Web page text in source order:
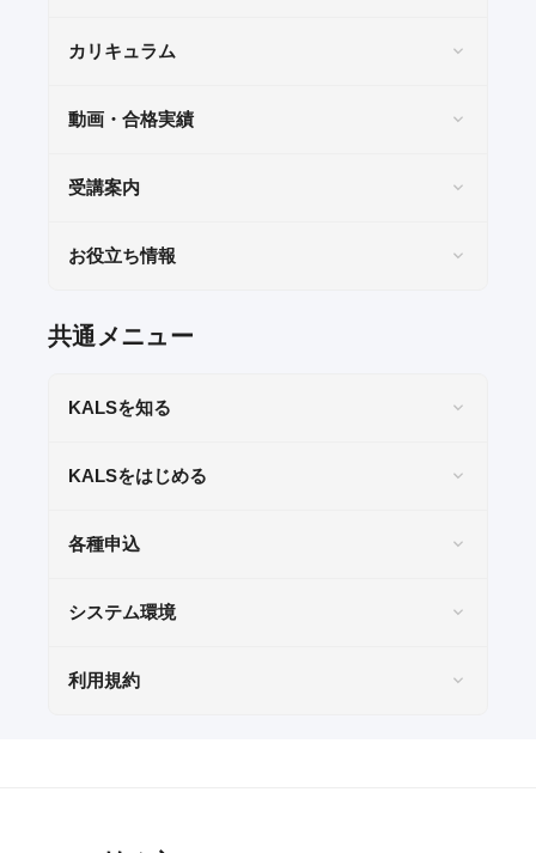
校舎ポータルサイト
よくある質問
ガイダンス情報
個別受講相談
お申込後の流れ
カリキュラム
動画・合格実績
受講案内
お役立ち情報
共通メニュー
KALSを知る
KALSをはじめる
各種申込
システム環境
利用規約